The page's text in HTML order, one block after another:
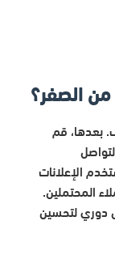
من الصفر؟
بعدها، قم
الإعلانات
المحتملين.
دوري لتحسين